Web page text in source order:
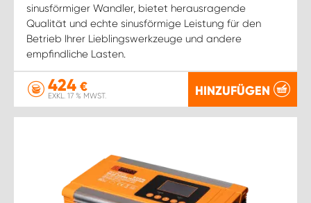
sinusförmiger Wandler, bietet herausragende
Qualität und echte sinusförmige Leistung für den
Betrieb Ihrer Lieblingswerkzeuge und andere
empfindliche Lasten.
424 €
EXKL. 17 % MWST. HINZUFÜGEN